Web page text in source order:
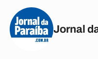
Jornal